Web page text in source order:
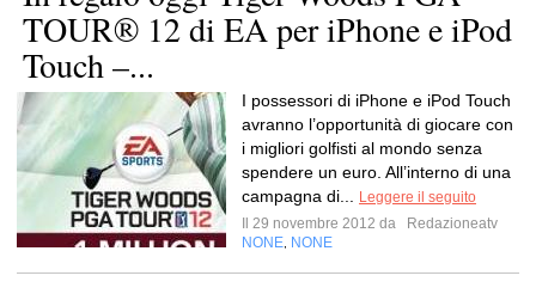
TOUR® 12 di EA per iPhone e iPod
Touch –...
I possessori di iPhone e iPod Touch
avranno l’opportunità di giocare con
i migliori golfisti al mondo senza
spendere un euro. All’interno di una
campagna di...
Leggere il seguito
Il 29 novembre 2012 da
Redazioneatv
NONE NONE